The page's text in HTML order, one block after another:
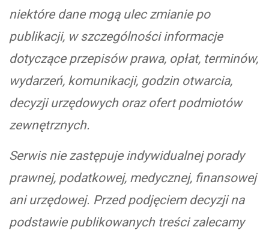
niektóre dane mogą ulec zmianie po
publikacji, w szczególności informacje
dotyczące przepisów prawa, opłat, terminów,
wydarzeń, komunikacji, godzin otwarcia,
decyzji urzędowych oraz ofert podmiotów
zewnętrznych.
Serwis nie zastępuje indywidualnej porady
prawnej, podatkowej, medycznej, finansowej
ani urzędowej. Przed podjęciem decyzji na
podstawie publikowanych treści zalecamy